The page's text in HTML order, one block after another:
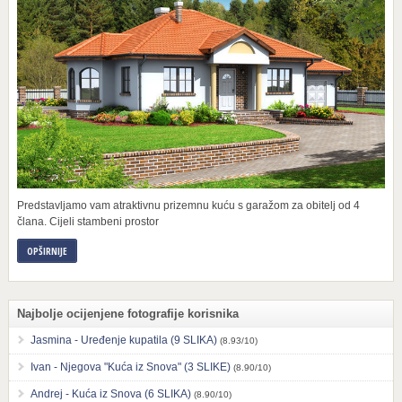
Predstavljamo vam atraktivnu prizemnu kuću s garažom za obitelj od 4
člana. Cijeli stambeni prostor
OPŠIRNIJE
Najbolje ocijenjene fotografije korisnika
Jasmina - Uređenje kupatila (9 SLIKA) (8.93/10)
Ivan - Njegova "Kuća iz Snova" (3 SLIKE) (8.90/10)
Andrej - Kuća iz Snova (6 SLIKA) (8.90/10)